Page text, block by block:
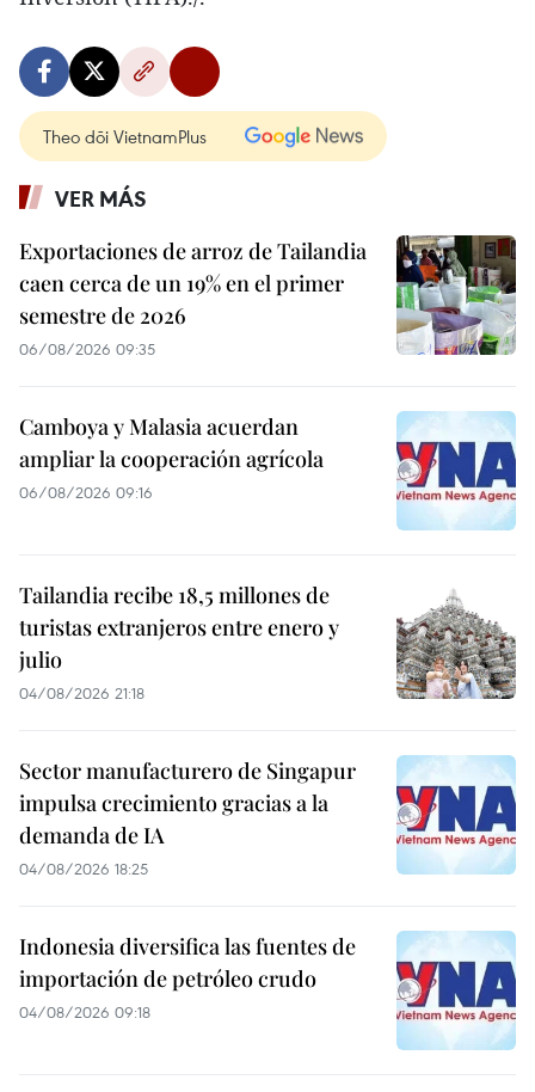
Theo dõi VietnamPlus
VER MÁS
Exportaciones de arroz de Tailandia
caen cerca de un 19% en el primer
semestre de 2026
06/08/2026 09:35
Camboya y Malasia acuerdan
ampliar la cooperación agrícola
06/08/2026 09:16
Tailandia recibe 18,5 millones de
turistas extranjeros entre enero y
julio
04/08/2026 21:18
Sector manufacturero de Singapur
impulsa crecimiento gracias a la
demanda de IA
04/08/2026 18:25
Indonesia diversifica las fuentes de
importación de petróleo crudo
04/08/2026 09:18